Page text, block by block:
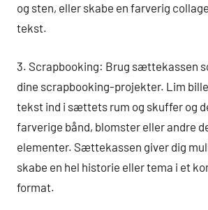
og sten, eller skabe en farverig
tekst.
3. Scrapbooking: Brug sættekassen
dine scrapbooking-projekter. Lim
tekst ind i sættets rum og skuffer og
farverige bånd, blomster eller andre
elementer. Sættekassen giver dig
skabe en hel historie eller tema i et
format.